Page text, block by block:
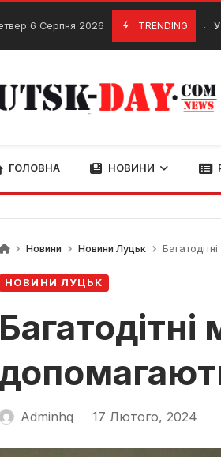
6 Серпня 2026 TRENDING
21 Січня, 2024 У Луцьку
ГОЛОВНА НОВИНИ
Новини Новини Луцьк
НОВИНИ ЛУЦЬК
Adminhq — 17 Лютого, 2024